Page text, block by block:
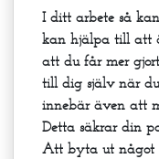
I ditt arbete så
kan hjälpa till att
att du får mer
till dig själv när
innebär även att
Detta säkrar din
Att byta ut något